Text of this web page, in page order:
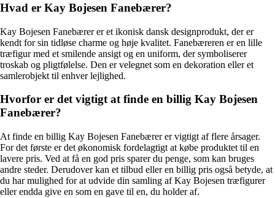
Hvad er Kay Bojesen Fanebærer?
Kay Bojesen Fanebærer er et ikonisk dansk designprodukt, der er
kendt for sin tidløse charme og høje kvalitet. Fanebæreren er en lille
træfigur med et smilende ansigt og en uniform, der symboliserer
troskab og pligtfølelse. Den er velegnet som en dekoration eller et
samlerobjekt til enhver lejlighed.
Hvorfor er det vigtigt at finde en billig Kay Bojesen
Fanebærer?
At finde en billig Kay Bojesen Fanebærer er vigtigt af flere årsager.
For det første er det økonomisk fordelagtigt at købe produktet til en
lavere pris. Ved at få en god pris sparer du penge, som kan bruges
andre steder. Derudover kan et tilbud eller en billig pris også betyde, at
du har mulighed for at udvide din samling af Kay Bojesen træfigurer
eller endda give en som en gave til en, du holder af.